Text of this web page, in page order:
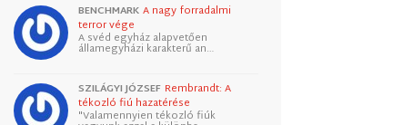
BENCHMARK A nagy forradalmi
terror vége
A svéd egyház alapvetően
államegyházi karakterű an…
SZILÁGYI JÓZSEF Rembrandt: A
tékozló fiú hazatérése
"Valamennyien tékozló fiúk